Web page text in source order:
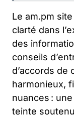
Le am.pm
clarté dans
des
conseils
d’accords de
harmonieux,
nuances :
teinte